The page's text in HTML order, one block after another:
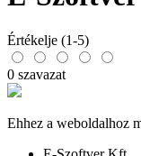
Értékelje (1-5)
0 szavazat
Ehhez a weboldalhoz